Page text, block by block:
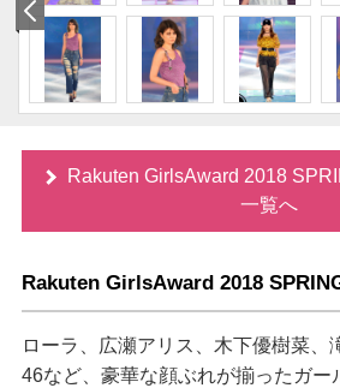
Rakuten GirlsAward 2018
一覧へ
Rakuten GirlsAward 2018
ローラ、広瀬アリス、木下優樹菜、
46など、豪華な顔ぶれが揃ったガー